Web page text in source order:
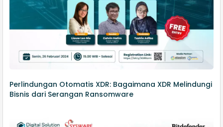
Perlindungan Otomatis XDR: Bagaimana XDR Melindungi
Bisnis dari Serangan Ransomware